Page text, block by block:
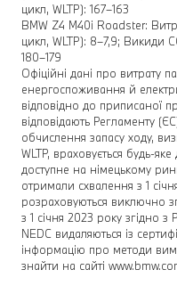
цикл, WLTP): 167–163
BMW Z4 M40i Roadster:
цикл, WLTP): 8–7,9; Викиди
180–179
Офіційні дані про витрату
енергоспоживання й
відповідно до приписаної
відповідають Регламенту
обчислення запасу ходу,
WLTP, враховується будь-
доступне на німецькому
отримали схвалення з 1
розраховуються виключно
з 1 січня 2023 року згідно
NEDC видаляються із
інформацію про методи
знайти на сайті